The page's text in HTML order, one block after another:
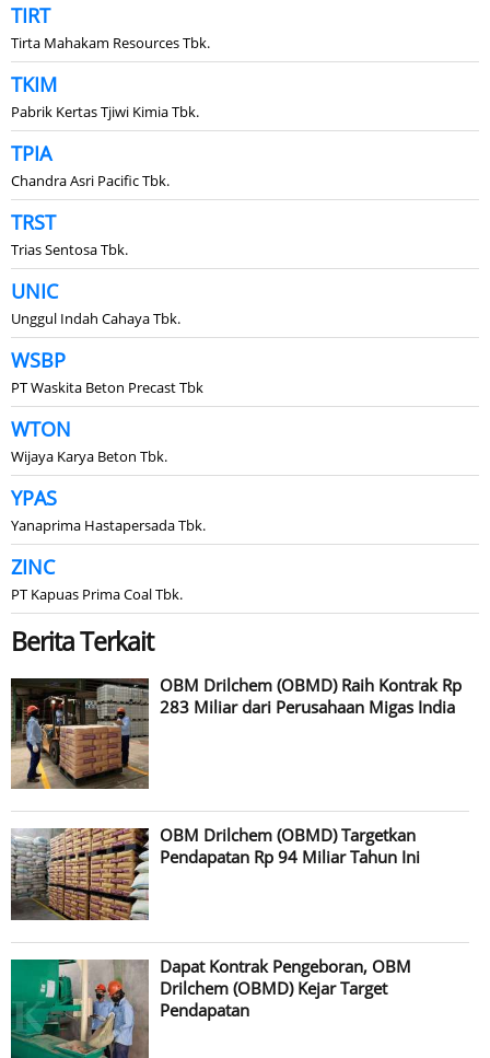
TIRT
Tirta Mahakam Resources Tbk.
TKIM
Pabrik Kertas Tjiwi Kimia Tbk.
TPIA
Chandra Asri Pacific Tbk.
TRST
Trias Sentosa Tbk.
UNIC
Unggul Indah Cahaya Tbk.
WSBP
PT Waskita Beton Precast Tbk
WTON
Wijaya Karya Beton Tbk.
YPAS
Yanaprima Hastapersada Tbk.
ZINC
PT Kapuas Prima Coal Tbk.
Berita Terkait
OBM Drilchem (OBMD) Raih Kontrak Rp
283 Miliar dari Perusahaan Migas India
OBM Drilchem (OBMD) Targetkan
Pendapatan Rp 94 Miliar Tahun Ini
Dapat Kontrak Pengeboran, OBM
Drilchem (OBMD) Kejar Target
Pendapatan